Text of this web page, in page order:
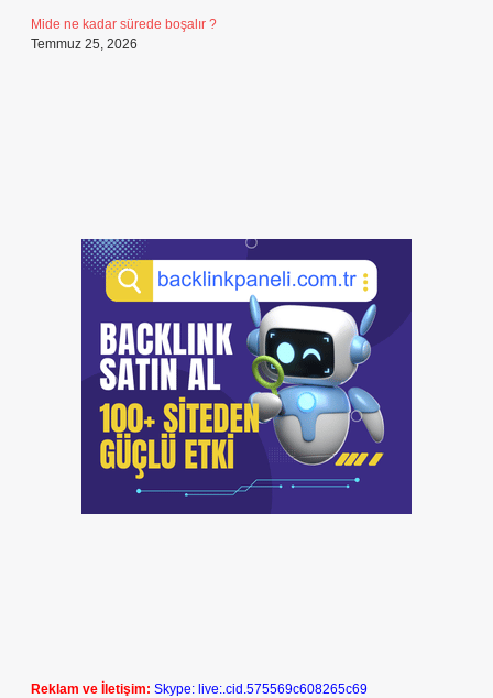
Mide ne kadar sürede boşalır ?
Temmuz 25, 2026
Reklam ve İletişim: Skype: live:.cid.575569c608265c69